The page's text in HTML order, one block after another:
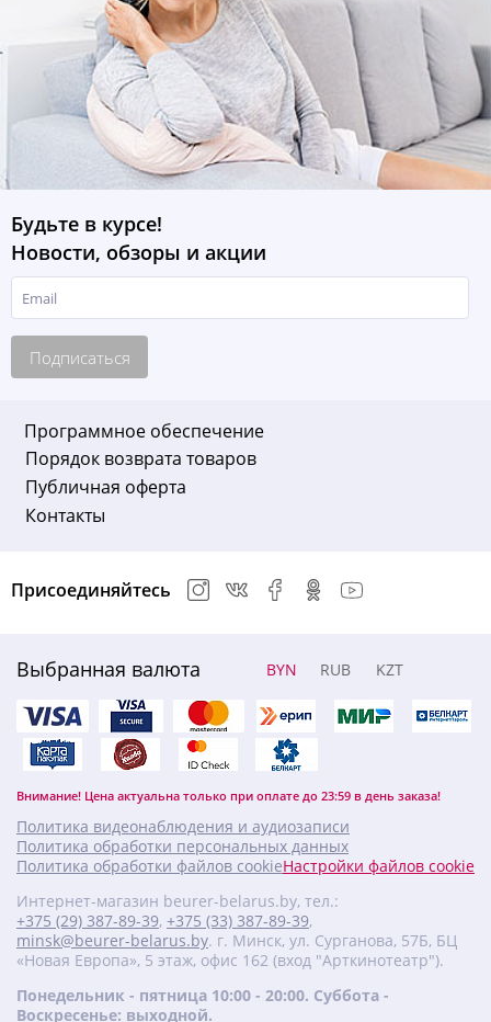
Будьте в курсе!
Новости, обзоры и акции
Подписаться
Программное обеспечение
Порядок возврата товаров
Публичная оферта
Контакты
Выбранная валюта BYN RUB KZT
Внимание! Цена актуальна только при оплате до 23:59 в день заказа!
Присоединяйтесь
Политика видеонаблюдения и аудиозаписи
Политика обработки персональных данных
Политика обработки файлов cookieНастройки файлов cookie
Интернет-магазин beurer-belarus.by, тел.:
+375 (29) 387-89-39, +375 (33) 387-89-39,
minsk@beurer-belarus.by. г. Минск, ул. Сурганова, 57Б, БЦ
«Новая Европа», 5 этаж, офис 162 (вход "Арткинотеатр").
Понедельник - пятница 10:00 - 20:00. Суббота -
Воскресенье: выходной.